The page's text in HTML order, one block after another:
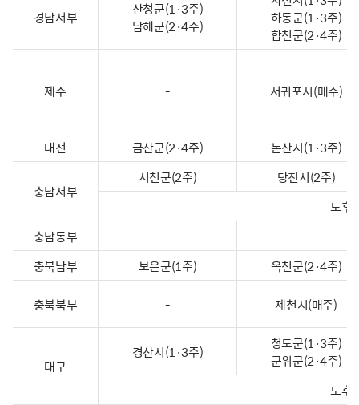
경남서부
산청군(1·3주)
남해군(2·4주)
하동군(1·3주)
합천군(2·4주)
제주 - 서귀포시(매주)
대전 금산군(2·4주) 논산시(1·3주)
충남서부
서천군(2주)
당진시(2주)
노후
충남동부
-
-
충북남부
보은군(1주) 옥천군(2·4주)
충북북부 - 제천시(매주)
대구
경산시(1·3주)
청도군(1·3주)
군위군(2·4주)
노후